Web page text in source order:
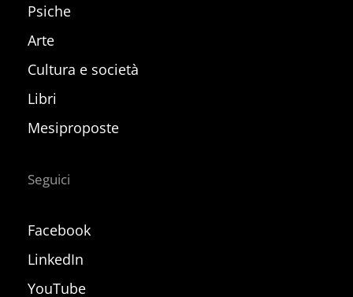
Psiche
Arte
Cultura e società
Libri
Mesiproposte
Seguici
Facebook
LinkedIn
YouTube